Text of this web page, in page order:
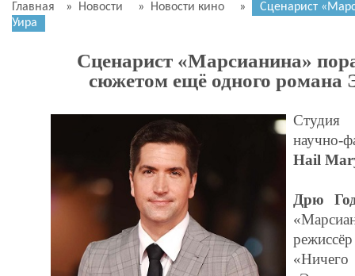
Главная » Новости » Новости кино »
Сценарист
Уира
Сценарист «Марсианина»
сюжетом ещё одного романа
научно-
Hail
Дрю